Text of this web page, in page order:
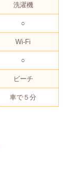
洗濯機
○
Wi-Fi
○
ビーチ
車で５分